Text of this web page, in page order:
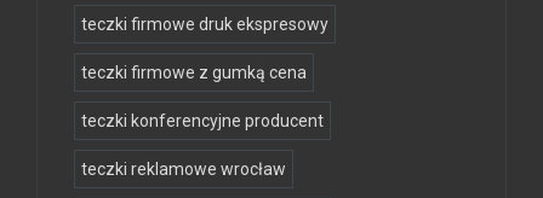
teczki firmowe druk ekspresowy
teczki firmowe z gumką cena
teczki konferencyjne producent
teczki reklamowe wrocław